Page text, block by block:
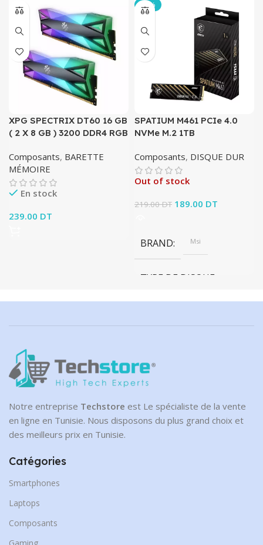
XPG SPECTRIX DT60 16 GB
( 2 X 8 GB ) 3200 DDR4 RGB
Composants, BARETTE
MÉMOIRE
En stock
239.00 DT
-14%
SPATIUM M461 PCIe 4.0
NVMe M.2 1TB
Composants, DISQUE DUR
Out of stock
219.00DT Le prix initial était :
189.00 DT
BRAND Msi
TYPE DE DISQUE
1 To
Notre entreprise Techstore est Le spécialiste de la vente
en ligne en Tunisie. Nous disposons du plus grand choix et
des meilleurs prix en Tunisie.
Catégories
Smartphones
Laptops
Composants